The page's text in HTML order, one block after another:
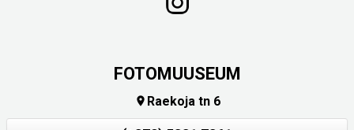
FOTOMUUSEUM
 Raekoja tn 6